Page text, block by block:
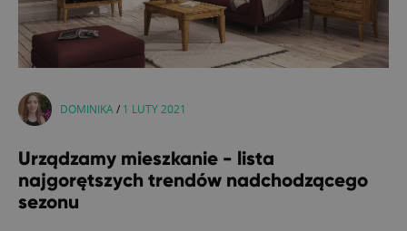
DOMINIKA / 1 LUTY 2021
Urządzamy mieszkanie - lista
najgorętszych trendów nadchodzącego
sezonu